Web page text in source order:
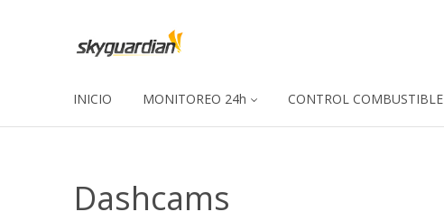
INICIO MONITOREO 24h CONTROL COMBUSTIBLE
Dashcams